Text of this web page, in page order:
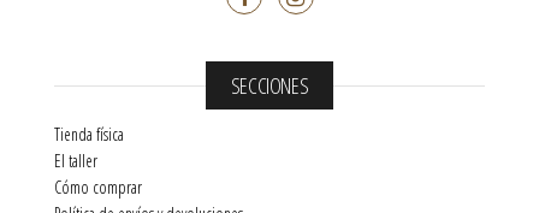
SECCIONES
Tienda física
El taller
Cómo comprar